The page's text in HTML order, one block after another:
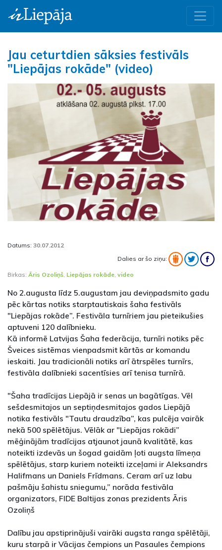
Jau ceturtdien sāksies festivāls
"Liepājas rokāde" (video)
Datums: 30.07.2012
Dalies ar šo ziņu:
Birkas: Āris Ozoliņš, Liepājas rokāde, video
No 2.augusta līdz 5.augustam jau deviņpadsmito gadu
pēc kārtas notiks starptautiskais šaha festivāls
"Liepājas rokāde”. Festivāla turnīriem jau pieteikušies
aptuveni 120 dalībnieku.
Kā informē Latvijas Šaha federācija, turnīri notiks pēc
Šveices sistēmas vienpadsmit kārtās ar komandu
ieskaiti. Jau tradicionāli notiks arī ātrspēles turnīrs,
festivāla dalībnieki sacentīsies arī tenisa turnīrā.
"Šaha tradīcijas Liepājā ir senas un bagātīgas. Vēl
sešdesmitajos un septiņdesmitajos gados Liepājā
notika festivāls "Tautu draudzība”, kas pulcēja vairāk
nekā 500 spēlētājus. Vēlāk ar "Liepājas rokādi”
mēģinājām tradīcijas atjaunot jaunā kvalitātē, kas
noteikti izdevās un šogad gaidām ļoti augsta līmeņa
spēlētājus, starp kuriem noteikti izceļami ir Aleksandrs
Halifmans un Daniels Frīdmans. Ceram arī uz labu
pašmāju šahistu sniegumu,” norāda festivāla
organizators, FIDE Baltijas zonas prezidents Āris
Ozoliņš
Dalību jau apstiprinājuši vairāki augsta ranga spēlētāji,
kuru starpā ir Vācijas čempions un Pasaules čempions